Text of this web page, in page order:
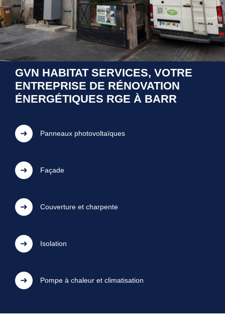
GVN HABITAT SERVICES, VOTRE
ENTREPRISE DE RÉNOVATION
ÉNERGÉTIQUES RGE À BARR
Panneaux photovoltaïques
Façade
Couverture et charpente
Isolation
Pompe à chaleur et climatisation